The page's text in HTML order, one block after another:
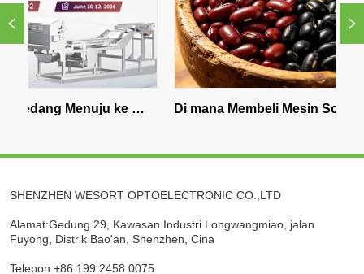
Menuju ke
Di mana Membeli Mesin Sorter
SHENZHEN WESORT OPTOELECTRONIC CO.,LTD
Alamat:Gedung 29, Kawasan Industri Longwangmiao, jalan
Fuyong, Distrik Bao'an, Shenzhen, Cina
Telepon:+86 199 2458 0075